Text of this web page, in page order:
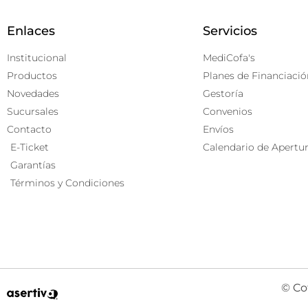
Enlaces
Institucional
Productos
Novedades
Sucursales
Contacto
E-Ticket
Garantías
Términos y Condiciones
Servicios
MediCofa's
Planes de
Gestoría
Convenios
Envíos
Calendario de
©